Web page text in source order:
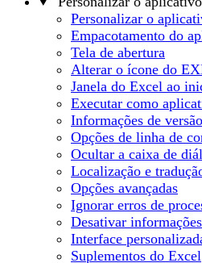
Personalizar o
Empacotamento do
Tela de abertura
Alterar o ícone do
Janela do Excel ao
Executar como
Informações de
Opções de linha de
Ocultar a caixa de
Localização e
Opções avançadas
Ignorar erros de
Desativar
Interface
Suplementos do Excel